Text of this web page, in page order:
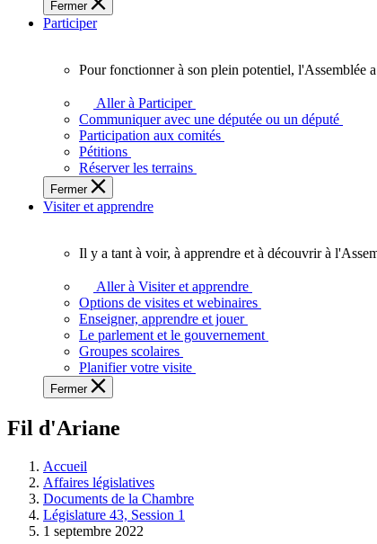
des
Ontariennes
Ontariens.
Fermer
Participer
fonctionner
plein
potentiel,
l'Assemblée
a
besoin
Pour fonctionner à son plein potentiel, l'Assemblée
Aller à Participer
Communiquer avec une députée ou un député
Participation aux comités
Pétitions
Réserver les terrains
Fermer
Visiter et apprendre
voir,
apprendre
et
découvrir
l'Assemblée
législative.
Il y a tant à voir, à apprendre et à découvrir à
Aller à Visiter et apprendre
Options de visites et webinaires
Enseigner, apprendre et jouer
Le parlement et le gouvernement
Groupes scolaires
Planifier votre visite
Fermer
Fil d'Ariane
Accueil
Affaires législatives
Documents de la Chambre
Législature 43, Session 1
1 septembre 2022